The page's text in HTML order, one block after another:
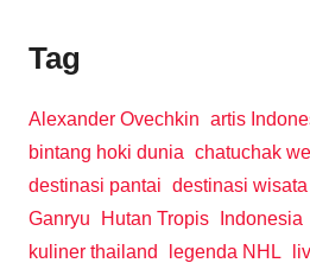
Tag
Alexander Ovechkin artis
bintang hoki dunia chatuchak
destinasi pantai destinasi wisata
Ganryu
Hutan Tropis Indonesia
kuliner thailand
legenda NHL